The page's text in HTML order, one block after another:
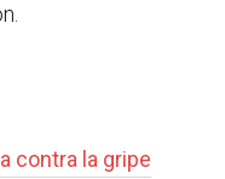
contra la gripe